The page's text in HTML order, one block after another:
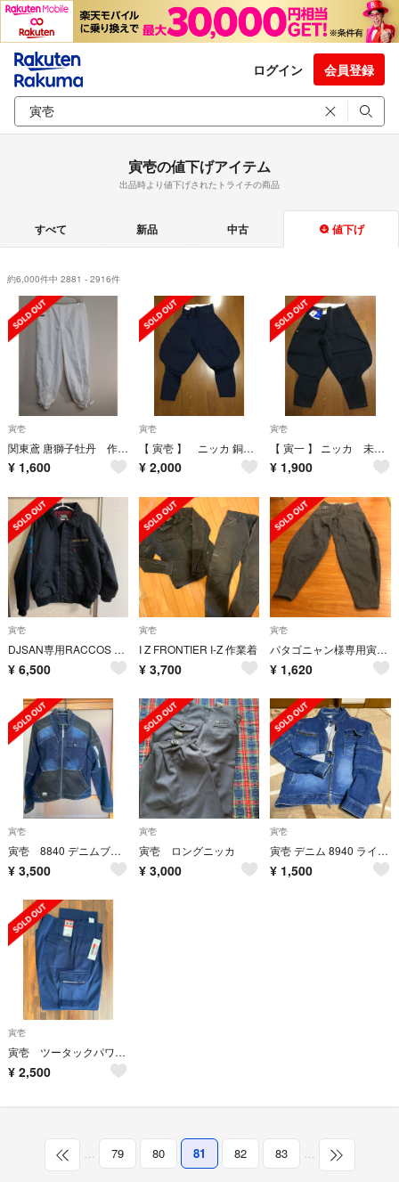
ログイン 会員登録
寅壱の値下げアイテム
出品時より値下げされたトライチの商品
すべて 新品 中古 値下げ
約6,000件中 2881 - 2916件
寅壱
関東鳶 唐獅子牡丹 作業着 ショート・ニッカ 白
¥ 1,600
寅壱
【 寅壱 】 ニッカ 銅付8分 作業服 未使用 アウトレット品 COL.14
¥ 2,000
寅壱
【 寅一 】 ニッカ 未使用 アウトレット品 作業服
¥ 1,900
寅壱
DJSAN専用RACCOS BURGER 寅壱 Lサイズ ラコスバーガー
¥ 6,500
寅壱
I Z FRONTIER I-Z 作業着
¥ 3,700
寅壱
パタゴニャン様専用寅壱 超超ロング82 寅壱謹製ニッカポッカ 作業着 中古
¥ 1,620
寅壱
寅壱 8840 デニムブルゾン Lサイズ 美品
¥ 3,500
寅壱
寅壱 ロングニッカ
¥ 3,000
寅壱
寅壱 デニム 8940 ライダース 5L
¥ 1,500
寅壱
寅壱 ツータックパワー W91 濃コン
¥ 2,500
… 79 80 81 82 83 …